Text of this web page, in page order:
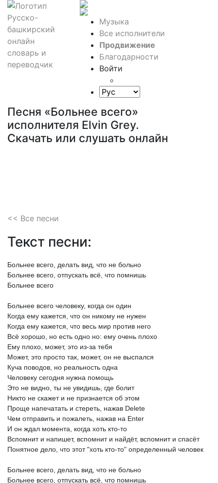
Музыка
Все исполнители
Продвижение
Благодарности
Войти
Песня «Больнее всего»
исполнителя Elvin Grey.
Скачать или слушать онлайн
<< Все песни
Текст песни:
Больнее всего, делать вид, что не больно
Больнее всего, отпускать всё, что помнишь
Больнее всего
Больнее всего человеку, когда он один
Когда ему кажется, что он никому не нужен
Когда ему кажется, что весь мир против него
Всё хорошо, но есть одно но: ему очень плохо
Ему плохо, может, это из-за тебя
Может, это просто так, может, он не выспался
Куча поводов, но реальность одна
Человеку сегодня нужна помощь
Это не видно, ты не увидишь, где болит
Никто не скажет и не признается об этом
Проще напечатать и стереть, нажав Delete
Чем отправить и пожалеть, нажав на Enter
И он ждал момента, когда хоть кто-то
Вспомнит и напишет, вспомнит и найдёт, вспомнит и спасёт
Понятное дело, что этот "хоть кто-то" определенный человек
Больнее всего, делать вид, что не больно
Больнее всего, отпускать всё, что помнишь